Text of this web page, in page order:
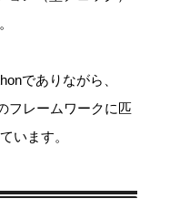
でありながら、
フレームワークに匹
います。